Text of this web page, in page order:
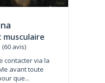
(60 avis)
contacter via la
avant toute
que...